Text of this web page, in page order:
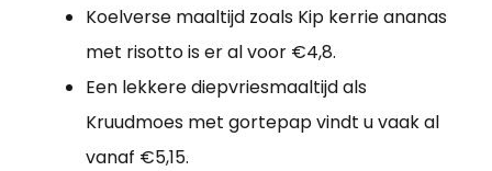
Koelverse maaltijd zoals Kip kerrie ananas
met risotto is er al voor €4,8.
Een lekkere diepvriesmaaltijd als
Kruudmoes met gortepap vindt u vaak al
vanaf €5,15.